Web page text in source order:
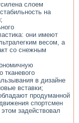
слоем
на
они имеют
весом, а
со снежным
тканевого
в дизайне
вставки;
продуманной
спортсмен
задействовал